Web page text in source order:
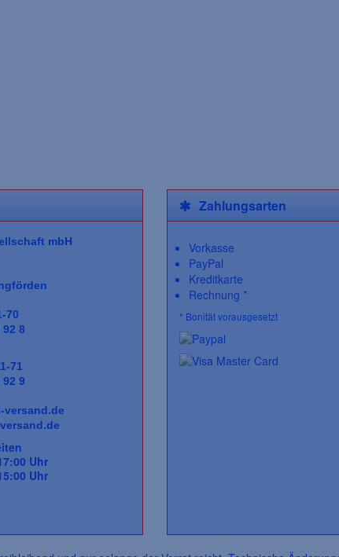
mbH
70
8
71
9
versand.de
Uhr
Uhr
Zahlungsarten
Vorkasse
PayPal
Kreditkarte
Rechnung *
* Bonität vorausgesetzt